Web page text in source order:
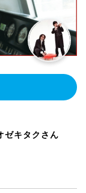
ゼキタクさん